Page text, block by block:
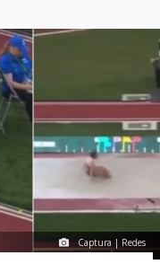
Captura | Redes